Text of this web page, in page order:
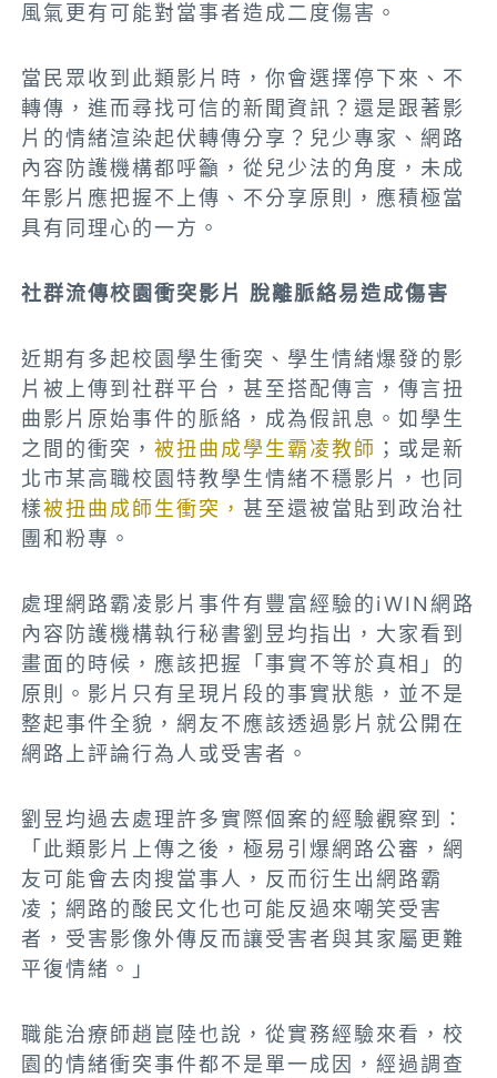
風氣更有可能對當事者造成二度傷害。
當民眾收到此類影片時，你會選擇停下來、不
轉傳，進而尋找可信的新聞資訊？還是跟著影
片的情緒渲染起伏轉傳分享？兒少專家、網路
內容防護機構都呼籲，從兒少法的角度，未成
年影片應把握不上傳、不分享原則，應積極當
具有同理心的一方。
社群流傳校園衝突影片 脫離脈絡易造成傷害
近期有多起校園學生衝突、學生情緒爆發的影
片被上傳到社群平台，甚至搭配傳言，傳言扭
曲影片原始事件的脈絡，成為假訊息。如學生
之間的衝突，被扭曲成學生霸凌教師 ；或是新
北市某高職校園特教學生情緒不穩影片，也同
樣被扭曲成師生衝突， 甚至還被當貼到政治社
團和粉專。
處理網路霸凌影片事件有豐富經驗的iWIN 網路
內容防護機構執行秘書劉昱均指出，大家看到
畫面的時候，應該把握「事實不等於真相」的
原則。影片只有呈現片段的事實狀態，並不是
整起事件全貌，網友不應該透過影片就公開在
網路上評論行為人或受害者。
劉昱均過去處理許多實際個案的經驗觀察到：
「此類影片上傳之後，極易引爆網路公審，網
友可能會去肉搜當事人，反而衍生出網路霸
凌；網路的酸民文化也可能反過來嘲笑受害
者，受害影像外傳反而讓受害者與其家屬更難
平復情緒。」
職能治療師趙崑陸也說，從實務經驗來看，校
園的情緒衝突事件都不是單一成因，經過調查